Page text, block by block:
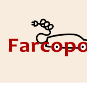
содержанию